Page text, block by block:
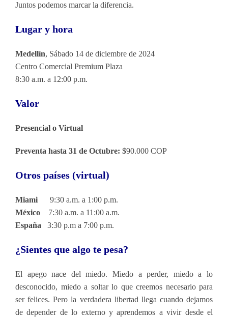
Juntos podemos marcar la diferencia.
Lugar y hora
Medellín, Sábado 14 de diciembre de 2024
Centro Comercial Premium Plaza
8:30 a.m. a 12:00 p.m.
Valor
Presencial o Virtual
Preventa hasta 31 de Octubre: $90.000 COP
Otros países (virtual)
Miami 9:30 a.m. a 1:00 p.m.
México 7:30 a.m. a 11:00 a.m.
España 3:30 p.m a 7:00 p.m.
¿Sientes que algo te pesa?
El apego nace del miedo. Miedo a perder, miedo a lo
desconocido, miedo a soltar lo que creemos necesario para
ser felices. Pero la verdadera libertad llega cuando dejamos
de depender de lo externo y aprendemos a vivir desde el